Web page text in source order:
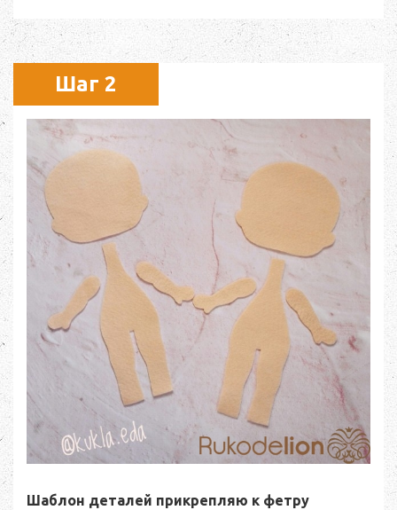
Шаг 2
Шаблон деталей прикрепляю к фетру